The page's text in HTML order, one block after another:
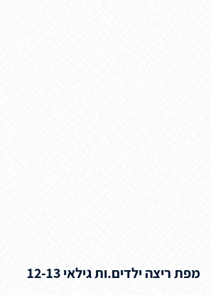
מפת ריצה ילדים.ות גילאי 12-13